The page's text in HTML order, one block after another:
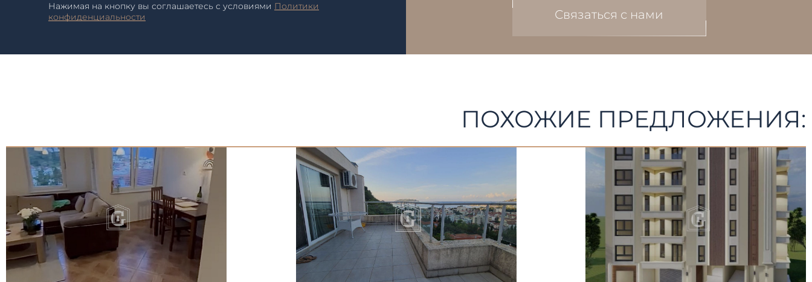
Нажимая на кнопку вы соглашаетесь с условиями Политики
конфиденциальности
Связаться с нами
ПОХОЖИЕ ПРЕДЛОЖЕНИЯ: